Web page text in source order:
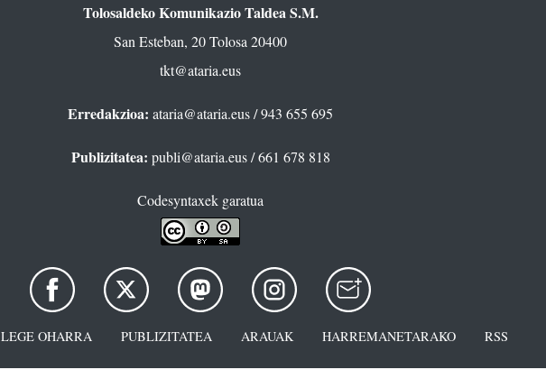
Tolosaldeko Komunikazio Taldea S.M.
San Esteban, 20 Tolosa 20400
tkt@ataria.eus
Erredakzioa: ataria@ataria.eus/ 943 655 695
Publizitatea: publi@ataria.eus/ 661 678 818
Codesyntaxek garatua
LEGE OHARRA PUBLIZITATEA ARAUAK HARREMANETARAKO RSS